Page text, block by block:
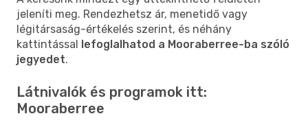
jeleníti meg. Rendezhetsz ár, menetidő vagy
légitársaság-értékelés szerint, és néhány
kattintással lefoglalhatod a Mooraberree-ba szóló
jegyedet.
Látnivalók és programok itt:
Mooraberree